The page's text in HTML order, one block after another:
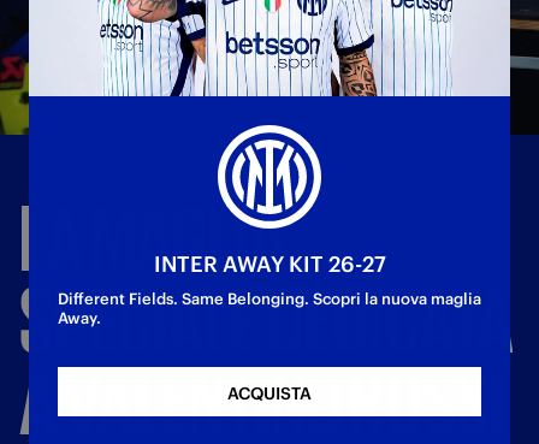
LA
MAGLIA
SPECIALEDEDICATA
A VALENTINOROSSI
INTER AWAY KIT 26-27
Different Fields. Same Belonging. Scopri la nuova maglia
Away.
ACQUISTA